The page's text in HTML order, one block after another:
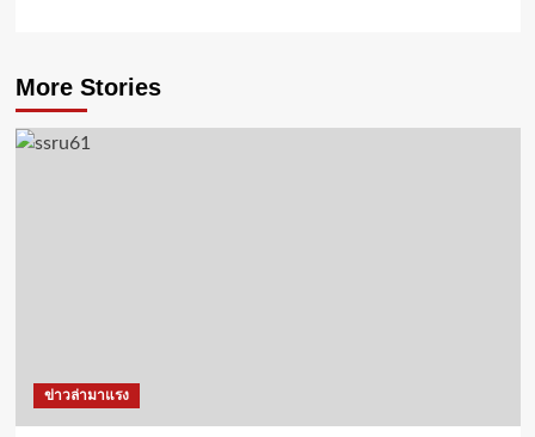
More Stories
ข่าวล่ามาแรง